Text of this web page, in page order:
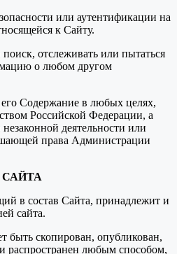
или аутентификации на
к Сайту.
отслеживать или пытаться
о любом другом
Содержание в любых целях,
Российской Федерации, а
деятельности или
права Администрации
в состав Сайта, принадлежит и
сайта.
быть скопирован, опубликован,
распространен любым способом,